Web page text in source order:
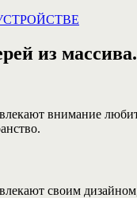
из
внимание
своим